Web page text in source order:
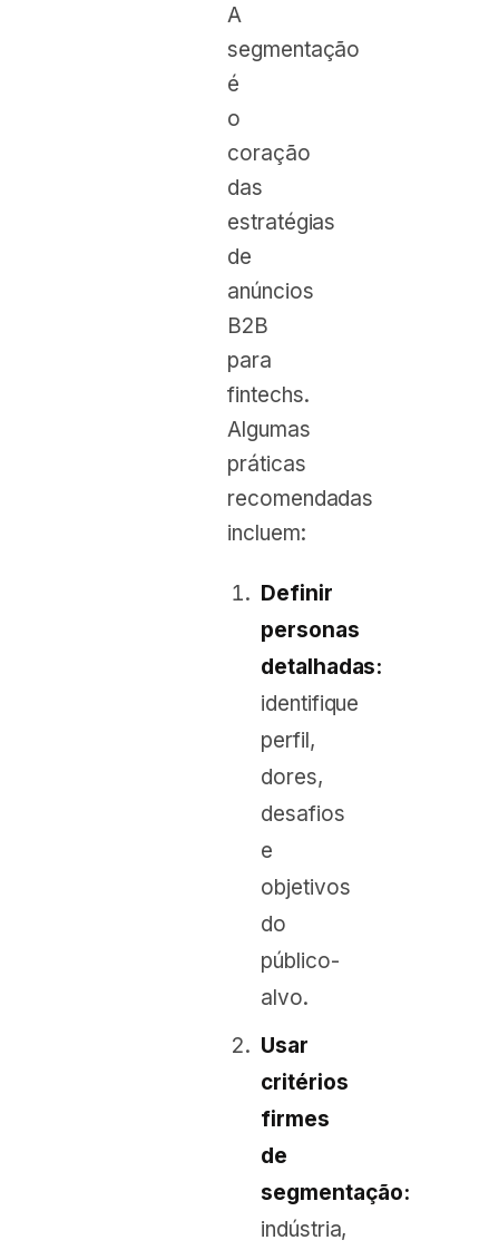
A
segmentação
é
o
coração
das
estratégias
de
anúncios
B2B
para
fintechs.
Algumas
práticas
recomendadas
incluem:
Definir
personas
detalhadas:
identifique
perfil,
dores,
desafios
e
objetivos
do
público-
alvo.
Usar
critérios
firmes
de
segmentação:
indústria,